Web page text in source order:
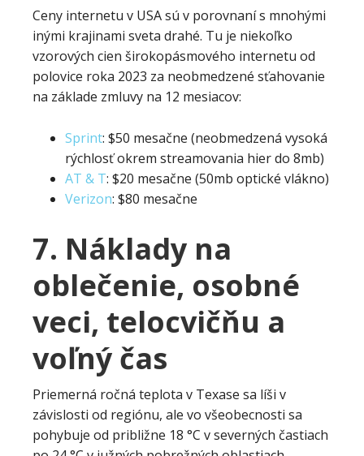
Ceny internetu v USA sú v porovnaní s mnohými
inými krajinami sveta drahé. Tu je niekoľko
vzorových cien širokopásmového internetu od
polovice roka 2023 za neobmedzené sťahovanie
na základe zmluvy na 12 mesiacov:
Sprint: $50 mesačne (neobmedzená vysoká
rýchlosť okrem streamovania hier do 8mb)
AT & T: $20 mesačne (50mb optické vlákno)
Verizon: $80 mesačne
7. Náklady na
oblečenie, osobné
veci, telocvičňu a
voľný čas
Priemerná ročná teplota v Texase sa líši v
závislosti od regiónu, ale vo všeobecnosti sa
pohybuje od približne 18 °C v severných častiach